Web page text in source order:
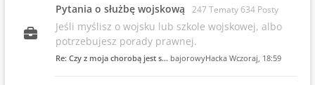
Pytania o służbę wojskową 247 Tematy 634 Posty
Jeśli myślisz o wojsku lub szkole wojskowej, albo
potrzebujesz porady prawnej.
Re: Czy z moja chorobą jest s… bajorowyHacka Wczoraj, 18:59